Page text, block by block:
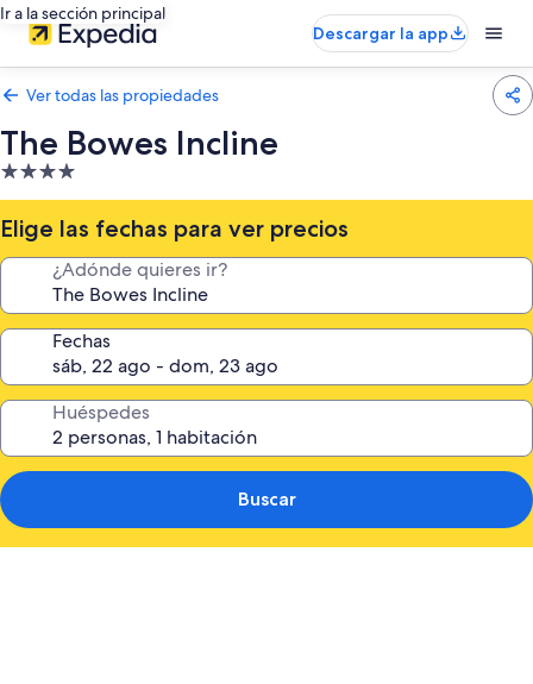
Ir a la sección principal
Descargar la app
Ver todas las propiedades
The Bowes Incline
Propiedad
de
4.0
estrellas
Elige las fechas para ver precios
¿Adónde quieres ir?
Fechas
Huéspedes
Buscar